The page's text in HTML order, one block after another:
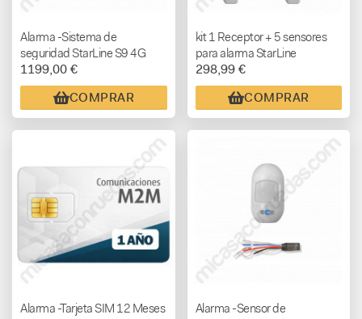
Alarma -Sistema de
seguridad StarLine S9 4G
GPS (MONTAJE INCLUIDO)
1199,00 €
COMPRAR
kit 1 Receptor + 5 sensores
para alarma StarLine
298,99 €
COMPRAR
Alarma -Tarjeta SIM 12 Meses
Alarma -Sensor de